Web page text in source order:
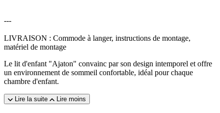
---
LIVRAISON : Commode à langer, instructions de montage,
matériel de montage
Le lit d'enfant "Ajaton" convainc par son design intemporel et offre
un environnement de sommeil confortable, idéal pour chaque
chambre d'enfant.
Lire la suite Lire moins